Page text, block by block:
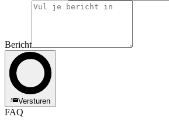
Bericht
Versturen
FAQ